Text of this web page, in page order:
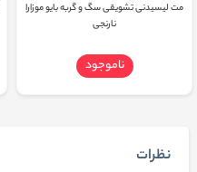
مت لیسیدنی تشویقی سگ و گربه بایو موزارا
نارنجی
ناموجود
نظرات